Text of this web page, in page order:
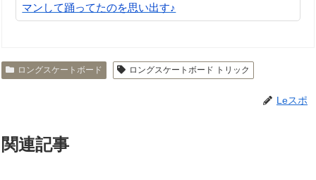
マンして踊ってたのを思い出す♪
ロングスケートボード ロングスケートボード トリック
Leスポ
関連記事